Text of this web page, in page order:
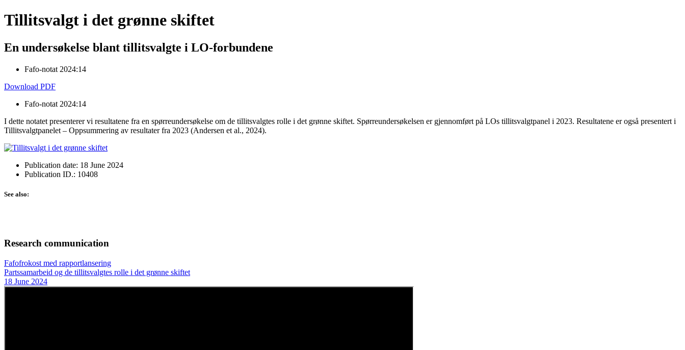
Tillitsvalgt i det grønne skiftet
En undersøkelse blant tillitsvalgte i LO-forbundene
Fafo-notat 2024:14
Download PDF
Fafo-notat 2024:14
I dette notatet presenterer vi resultatene fra en spørreundersøkelse om de tillitsvalgtes rolle i det grønne skiftet. Spørreundersøkelsen er gjennomført på LOs tillitsvalgtpanel i 2023. Resultatene er også presentert i
Tillitsvalgtpanelet – Oppsummering av resultater fra 2023 (Andersen et al., 2024).
Publication date: 18 June 2024
Publication ID.: 10408
See also:
Research communication
Fafofrokost med rapportlansering
Partssamarbeid og de tillitsvalgtes rolle i det grønne skiftet
18 June 2024